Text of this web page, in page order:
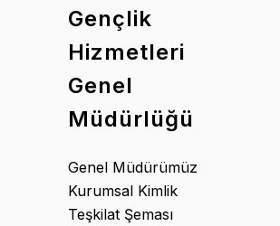
Gençlik
Hizmetleri
Genel
Müdürlüğü
Genel Müdürümüz
Kurumsal Kimlik
Teşkilat Şeması